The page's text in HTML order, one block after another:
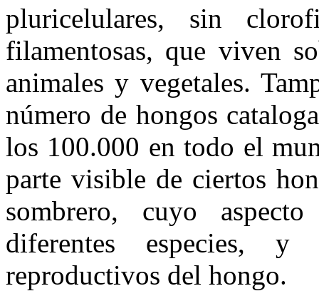
pluricelulares, sin
filamentosas, que viven
animales y vegetales.
nú­mero de hongos
los 100.000 en todo el
parte visible de ciertos
sombrero, cuyo
diferentes especies,
reproductivos del hongo.